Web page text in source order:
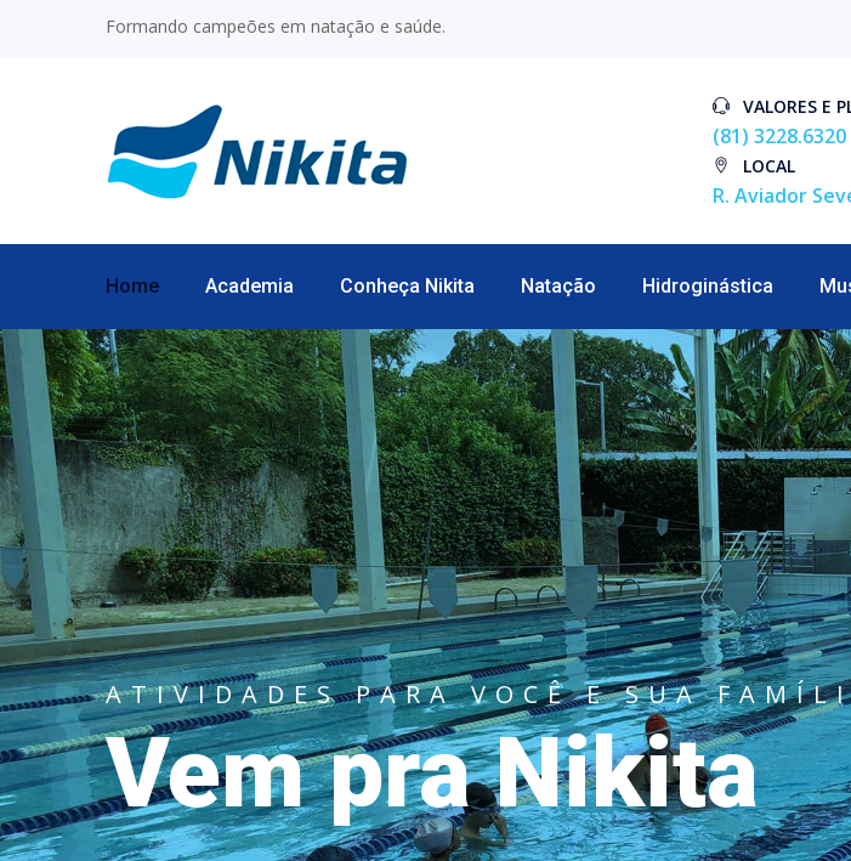
Formando campeões em natação e saúde.
VALORES E
(81)
LOCAL
R. Aviador
Home Academia Conheça Nikita Natação Hidroginástica
ATIVIDADES PARA VOCÊ E SUA
Vem pra Nikita